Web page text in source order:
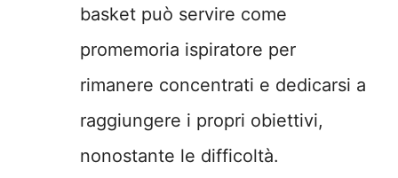
basket può servire come
promemoria ispiratore per
rimanere concentrati e dedicarsi a
raggiungere i propri obiettivi,
nonostante le difficoltà.